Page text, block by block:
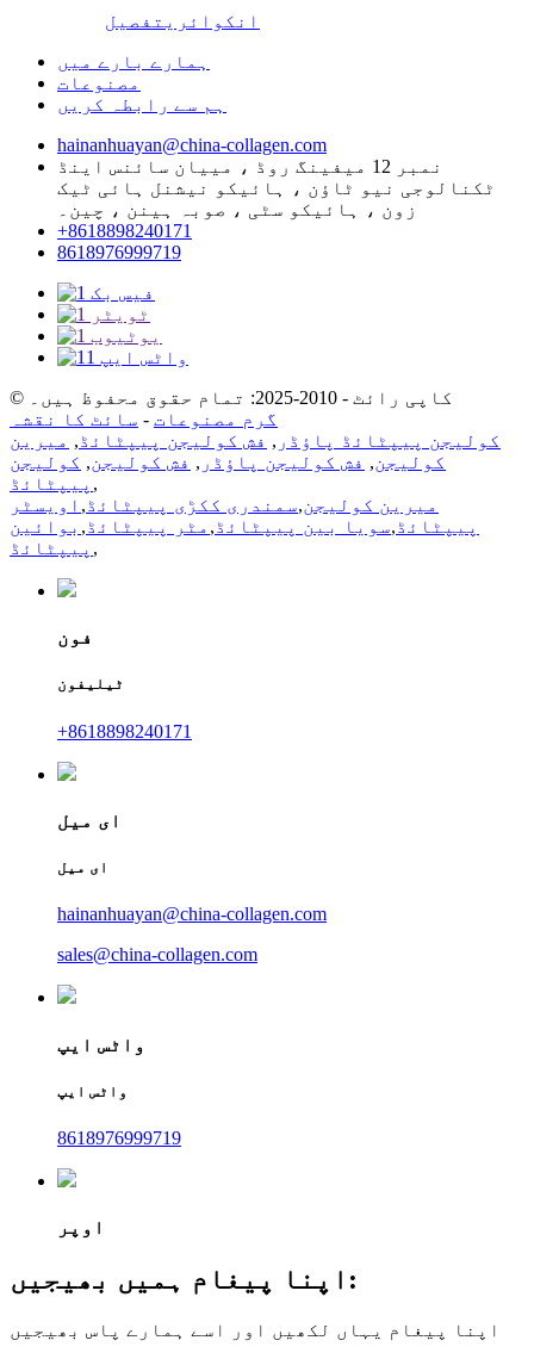
انکوائری تفصیل
ہمارے بارے میں
مصنوعات
ہم سے رابطہ کریں
hainanhuayan@china-collagen.com
نمبر 12 میفینگ روڈ ، مییان سائنس اینڈ
ٹکنالوجی نیو ٹاؤن ، ہائیکو نیشنل ہائی ٹیک
زون ، ہائیکو سٹی ، صوبہ ہینن ، چین۔
+8618898240171
8618976999719
© کاپی رائٹ - 2010-2025: تمام حقوق محفوظ ہیں۔
گرم مصنوعات - سائٹ کا نقشہ
کولیجن پیپٹائڈ پاؤڈر , فش کولیجن پیپٹائڈ , میرین
کولیجن, فش کولیجن پاؤڈر , فش کولیجن, کولیجن
پیپٹائڈ ,
میرین کولیجن,سمندری ککڑی پیپٹائڈ , اویسٹر
پیپٹائڈ ,سویا بین پیپٹائڈ , مٹر پیپٹائڈ , بوائین
پیپٹائڈ ,
فون
ٹیلیفون
+8618898240171
ای میل
ای میل
hainanhuayan@china-collagen.com
sales@china-collagen.com
واٹس ایپ
واٹس ایپ
8618976999719
اوپر
اپنا پیغام ہمیں بھیجیں:
اپنا پیغام یہاں لکھیں اور اسے ہمارے پاس بھیجیں